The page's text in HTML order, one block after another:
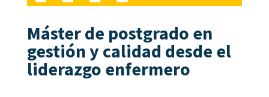
Máster de postgrado en
gestión y calidad desde el
liderazgo enfermero